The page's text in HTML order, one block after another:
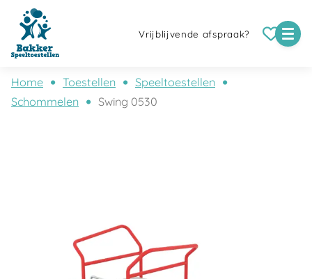
Vrijblijvende afspraak?
Home Toestellen
Speeltoestellen
Schommelen
Swing 0530